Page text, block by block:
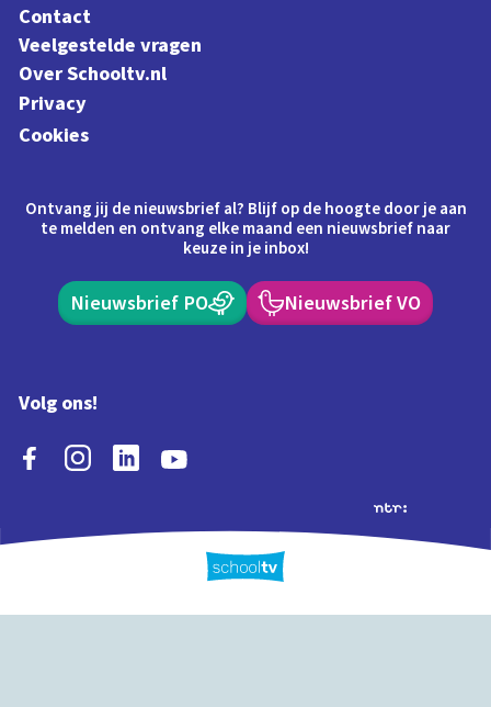
Contact
Veelgestelde vragen
Over Schooltv.nl
Privacy
Cookies
Ontvang jij de nieuwsbrief al? Blijf op de hoogte door je aan
te melden en ontvang elke maand een nieuwsbrief naar
keuze in je inbox!
Nieuwsbrief PO Nieuwsbrief VO
Volg ons!